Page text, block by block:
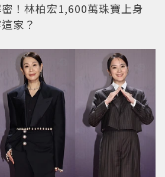
！林柏宏1,600萬珠寶上身
家？